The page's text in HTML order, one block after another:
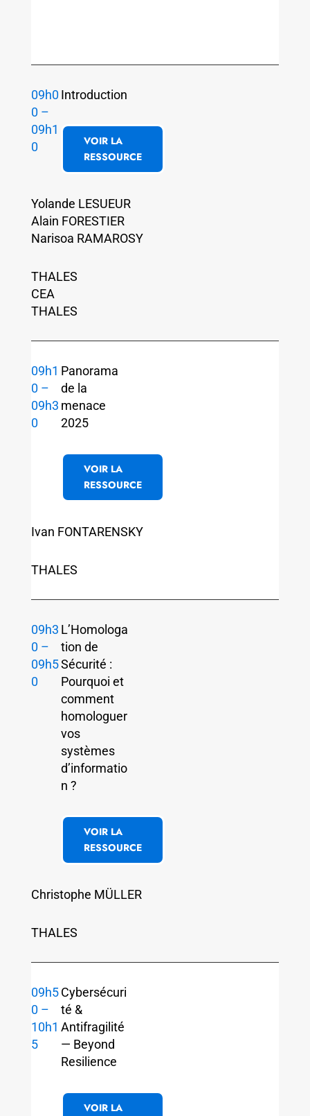
09h0
0 –
09h1
0
Introduction
VOIR LA
RESSOURCE
Yolande LESUEUR
Alain FORESTIER
Narisoa RAMAROSY
THALES
CEA
THALES
09h1
0 –
09h3
0
Panorama
de la
menace
2025
VOIR LA
RESSOURCE
Ivan FONTARENSKY
THALES
09h3
0 –
09h5
0
L’Homologa
tion de
Sécurité :
Pourquoi et
comment
homologuer
vos
systèmes
d’informatio
n ?
VOIR LA
RESSOURCE
Christophe MÜLLER
THALES
09h5
0 –
10h1
5
Cybersécuri
té &
Antifragilité
— Beyond
Resilience
VOIR LA